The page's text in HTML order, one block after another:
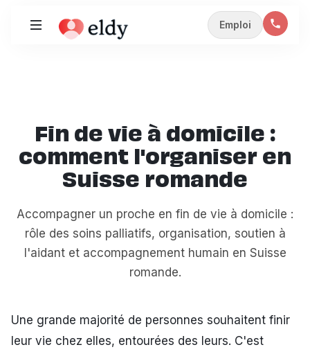
Emploi
Fin de vie à domicile :
comment l'organiser en
Suisse romande
Accompagner un proche en fin de vie à domicile :
rôle des soins palliatifs, organisation, soutien à
l'aidant et accompagnement humain en Suisse
romande.
Une grande majorité de personnes souhaitent finir
leur vie chez elles, entourées des leurs. C'est